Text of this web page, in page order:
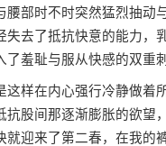
腰部时不时突然猛烈抽动
失去了抵抗快意的能力，
了羞耻与服从快感的双重
样在内心强行冷静做着
抗股间那逐渐膨胀的欲望
就迎来了第二春，在我的